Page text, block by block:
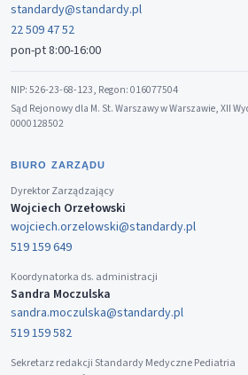
standardy@standardy.pl
22 509 47 52
pon-pt 8:00-16:00
NIP: 526-23-68-123, Regon: 016077504
Sąd Rejonowy dla M. St. Warszawy w Warszawie, XII
0000128502
BIURO ZARZĄDU
Dyrektor Zarządzający
Wojciech Orzełowski
wojciech.orzelowski@standardy.pl
519 159 649
Koordynatorka ds. administracji
Sandra Moczulska
sandra.moczulska@standardy.pl
519 159 582
Sekretarz redakcji Standardy Medyczne Pediatria